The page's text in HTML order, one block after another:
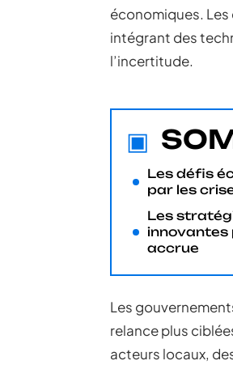
économiques.
intégrant des
l’incertitude.
Les défis
par les
Les
innovantes
accrue
Les
relance plus
acteurs locaux,